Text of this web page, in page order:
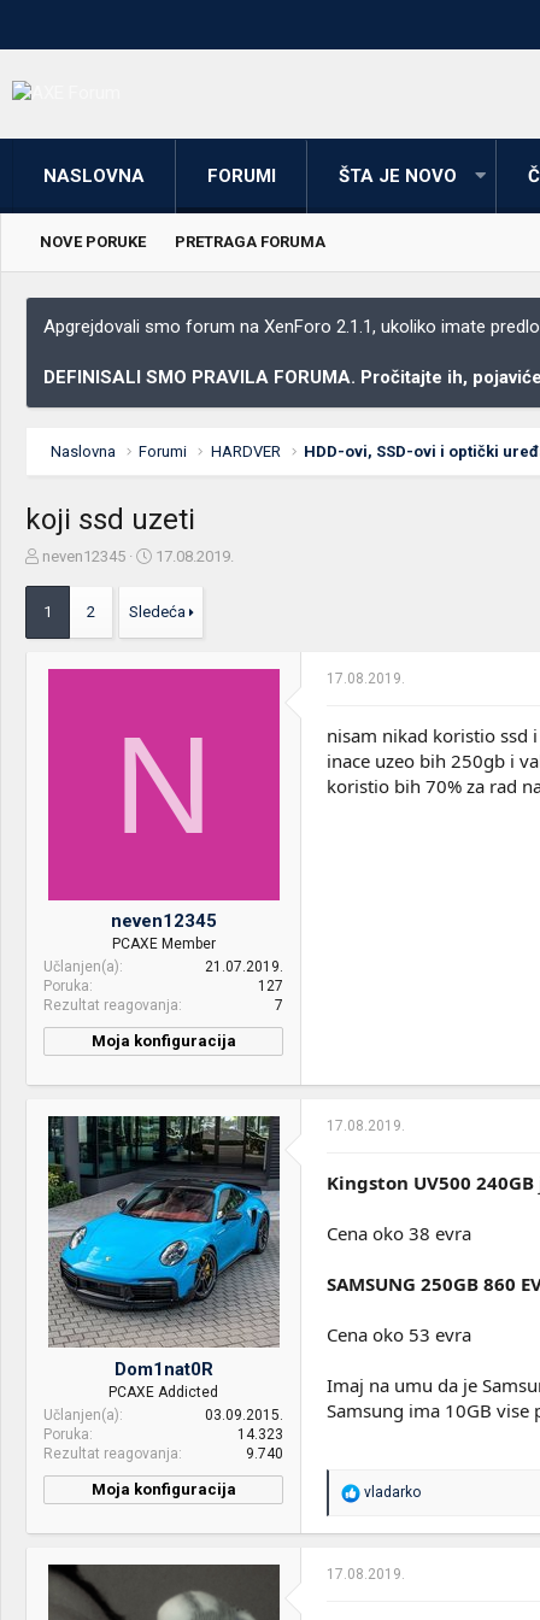
NASLOVNA FORUMI ŠTA JE NOVO
NOVE PORUKE PRETRAGA FORUMA
Apgrejdovali smo forum na XenForo 2.1.1, ukoliko imate
DEFINISALI SMO PRAVILA FORUMA. Pročitajte ih,
Naslovna Forumi HARDVER HDD-ovi, SSD-ovi i optički
koji ssd uzeti
Z
e
t
neven12345
D
u
m
t
a
17.08.2019.
1 2 Sledeća
N
neven12345
PCAXE Member
Učlanjen(a)
21.07.2019.
Poruka
127
Rezultat reagovanja
7
Moja konfiguracija
17.08.2019.
nisam nikad koristio ssd
inace uzeo bih 250gb i
koristio bih 70% za rad
Dom1nat0R
PCAXE Addicted
Učlanjen(a)
03.09.2015.
Poruka
14.323
Rezultat reagovanja
9.740
Moja konfiguracija
Intel® Core™ i7-10700K /
Arctic Liquid Freezer II 360
Motherboard:
ASUS Maximus XII HERO
(WI-FI)
17.08.2019.
Kingston UV500 240GB
Cena oko 38 evra
SAMSUNG 250GB 860
Cena oko 53 evra
Imaj na umu da je
Samsung ima 10GB vise
R
o
vladarko
17.08.2019.